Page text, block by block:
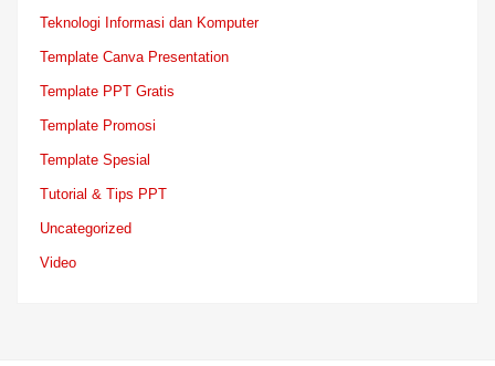
Teknologi Informasi dan Komputer
Template Canva Presentation
Template PPT Gratis
Template Promosi
Template Spesial
Tutorial & Tips PPT
Uncategorized
Video